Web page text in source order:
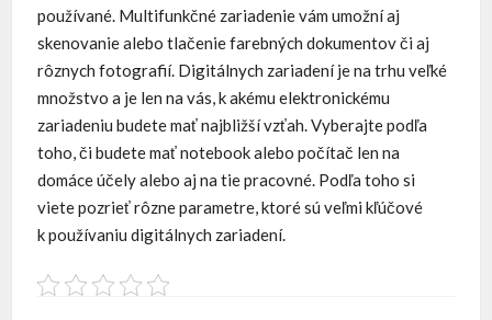
používané. Multifunkčné zariadenie vám umožní aj
skenovanie alebo tlačenie farebných dokumentov či aj
rôznych fotografií. Digitálnych zariadení je na trhu veľké
množstvo a je len na vás, k akému elektronickému
zariadeniu budete mať najbližší vzťah. Vyberajte podľa
toho, či budete mať notebook alebo počítač len na
domáce účely alebo aj na tie pracovné. Podľa toho si
viete pozrieť rôzne parametre, ktoré sú veľmi kľúčové
k používaniu digitálnych zariadení.